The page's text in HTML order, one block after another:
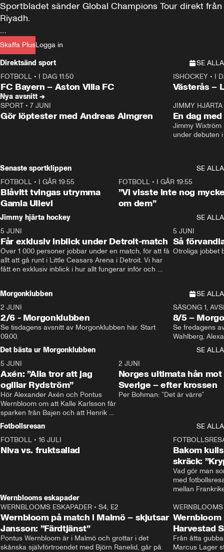
Skaffa PlusLogga in
Sportbladet sänder Global Champions Tour direkt från
Riyadh.
Se tävlingen med Plus! Engelsk kommentator.
Direktsänd sport
SE ALLA
Plus
FOTBOLL • I DAG 11:50
FC Bayern – Aston Villa FC
Plus
ISHOCKEY• I
Västerås –
Nya avsnitt →
SPORT • 7 JUNI
Gör löptester med Andreas Almgren
JIMMY
En dag
Jimmy
under debuten
Senaste sportklippen
SE ALLA
FOTBOLL • I GÅR 19:55
Blåvitt tvingas utrymma
Gamla Ullevi
FOTBOLL• I GÅR 19:55
”Vi visste inte nog
om dem”
Jimmy hjärta hockey
SE ALLA
5 JUNI
Får exklusiv inblick under Detroit-match
Över 1 000 personer jobbar under en match, för att få
allt att gå runt i Little Ceasars Arena i Detroit. Vi har
fått en exklusiv inblick i hur allt fungerar inför och
5 JUNI
Så
Otroliga jobbet
Morgonklubben
SE ALLA
2 JUNI
2/6 - Morgonklubben
Se tisdagens avsnitt av Morgonklubben här. Start
SÄSONG 1,
8/5 –
Se fredagens
Det bästa ur Morgonklubben
SE ALLA
5 JUNI
Axén: ”Alla tror att jag
ogillar Rydström”
Hör Alexander Axén och Pontus
Wernbloom om att Kalle Karlsson får
sparken från Bajen och att Henrik
Rydström tar över
2 JUNI
Norges ultimata hån mot
Sverige – efter krossen
Per Bohman: ”Det är värre”
Fotbollsresan
SE ALLA
FOTBOLL • 16 JULI
Niva vs. fruktsallad
Bakom
skräck:
Vad gör man
med
Wernblooms eskapader
WERNBLOOMS ESKAPADER • S4, E2
Wernbloom på match i Malmö – skjutsar
Jansson: ”Färdtjänst”
Pontus Wernbloom är i Malmö och grottar i det
skånska självförtroendet med Björn Ranelid, går på
Harvestad
Från åtta
Marcus Lager